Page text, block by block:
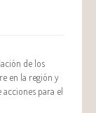
de los
en la región y
para el